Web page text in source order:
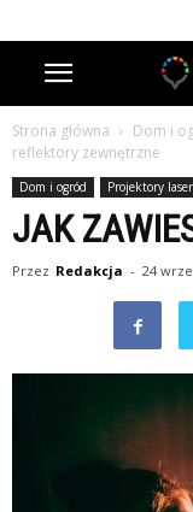
Strona główna Dom i
reflektory zewnętrzne
Dom i ogród Projektory
JAK
Przez Redakcja - 24